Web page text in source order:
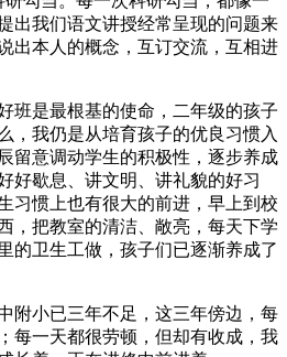
出我们语文讲授经常呈现的问题来
出本人的概念，互订交流，互相进
是最根基的使命，二年级的孩子
，我仍是从培育孩子的优良习惯入
留意调动学生的积极性，逐步养成
好歇息、讲文明、讲礼貌的好习
习惯上也有很大的前进，早上到校
，把教室的清洁、敞亮，每天下学
的卫生工做，孩子们已逐渐养成了
小已三年不足，这三年傍边，每
每一天都很劳顿，但却有收成，我